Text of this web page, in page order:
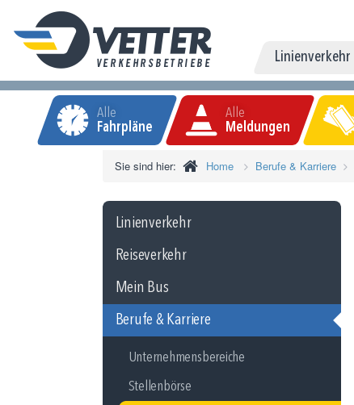
Linienverkehr
Alle
Fahrpläne
Alle
Meldungen
Sie sind hier: Home Berufe & Karriere
Linienverkehr
Reiseverkehr
Mein Bus
Berufe & Karriere
Unternehmensbereiche
Stellenbörse